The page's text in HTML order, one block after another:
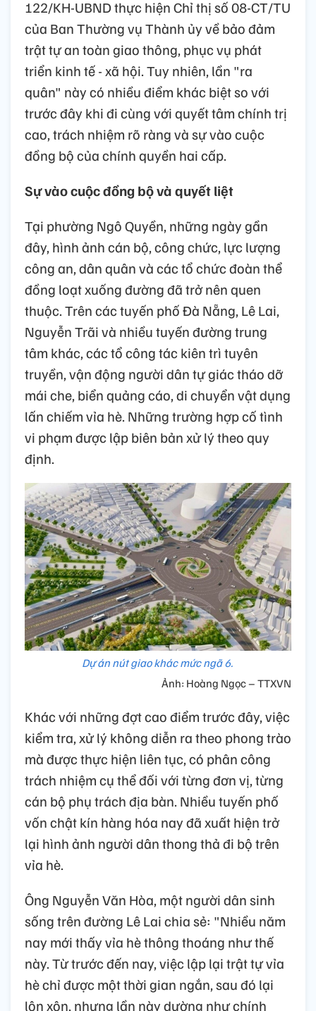
122/KH-UBND thực hiện Chỉ thị số 08-CT/TU
của Ban Thường vụ Thành ủy về bảo đảm
trật tự an toàn giao thông, phục vụ phát
triển kinh tế - xã hội. Tuy nhiên, lần "ra
quân" này có nhiều điểm khác biệt so với
trước đây khi đi cùng với quyết tâm chính trị
cao, trách nhiệm rõ ràng và sự vào cuộc
đồng bộ của chính quyền hai cấp.
Sự vào cuộc đồng bộ và quyết liệt
Tại phường Ngô Quyền, những ngày gần
đây, hình ảnh cán bộ, công chức, lực lượng
công an, dân quân và các tổ chức đoàn thể
đồng loạt xuống đường đã trở nên quen
thuộc. Trên các tuyến phố Đà Nẵng, Lê Lai,
Nguyễn Trãi và nhiều tuyến đường trung
tâm khác, các tổ công tác kiên trì tuyên
truyền, vận động người dân tự giác tháo dỡ
mái che, biển quảng cáo, di chuyển vật dụng
lấn chiếm vỉa hè. Những trường hợp cố tình
vi phạm được lập biên bản xử lý theo quy
định.
Dự án nút giao khác mức ngã 6.
Ảnh: Hoàng Ngọc – TTXVN
Khác với những đợt cao điểm trước đây, việc
kiểm tra, xử lý không diễn ra theo phong trào
mà được thực hiện liên tục, có phân công
trách nhiệm cụ thể đối với từng đơn vị, từng
cán bộ phụ trách địa bàn. Nhiều tuyến phố
vốn chật kín hàng hóa nay đã xuất hiện trở
lại hình ảnh người dân thong thả đi bộ trên
vỉa hè.
Ông Nguyễn Văn Hòa, một người dân sinh
sống trên đường Lê Lai chia sẻ: "Nhiều năm
nay mới thấy vỉa hè thông thoáng như thế
này. Từ trước đến nay, việc lập lại trật tự vỉa
hè chỉ được một thời gian ngắn, sau đó lại
lộn xộn, nhưng lần này dường như chính